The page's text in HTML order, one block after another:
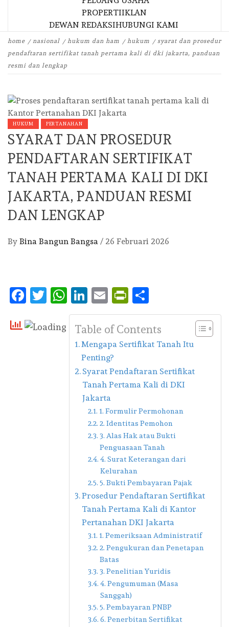
PROPERTIIKLAN
DEWAN REDAKSIHUBUNGI KAMI
home nasional hukum dan ham hukum
syarat dan prosedur
pendaftaran sertifikat tanah pertama kali di dki jakarta, panduan
resmi dan lengkap
HUKUM PERTANAHAN
SYARAT DAN PROSEDUR
PENDAFTARAN SERTIFIKAT
TANAH PERTAMA KALI DI DKI
JAKARTA, PANDUAN RESMI
DAN LENGKAP
By Bina Bangun Bangsa / 26 Februari 2026
Facebook
Twitter
WhatsApp
LinkedIn
EmailPrintFriendly
Table of Contents
Mengapa Sertifikat Tanah Itu
Penting?
Syarat Pendaftaran Sertifikat
Tanah Pertama Kali di DKI
Jakarta
1. Formulir Permohonan
2. Identitas Pemohon
3. Alas Hak atau Bukti
Penguasaan Tanah
4. Surat Keterangan dari
Kelurahan
5. Bukti Pembayaran Pajak
Prosedur Pendaftaran Sertifikat
Tanah Pertama Kali di Kantor
Pertanahan DKI Jakarta
1. Pemeriksaan Administratif
2. Pengukuran dan Penetapan
Batas
3. Penelitian Yuridis
4. Pengumuman (Masa
Sanggah)
5. Pembayaran PNBP
6. Penerbitan Sertifikat